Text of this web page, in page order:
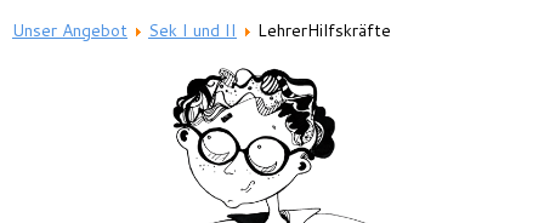
Jobs
Kontakt
Unser Angebot Sek I und II LehrerHilfskräfte